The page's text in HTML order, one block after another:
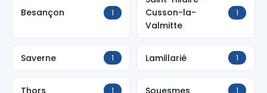
Besançon 1
Cusson-la-
Valmitte
1
Saverne 1 Lamillarié 1
Thors 1 Souesmes 1